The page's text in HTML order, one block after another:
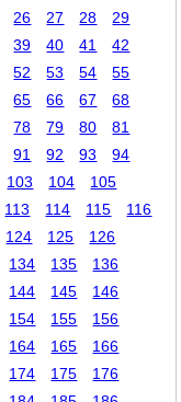
26 27 28
29
39 40 41
42
52 53 54
55
65 66 67
68
78 79 80
81
91 92 93
94
103 104
105
113 114 115
116
124 125
126
134 135
136
144 145
146
154 155
156
164 165
166
174 175
176